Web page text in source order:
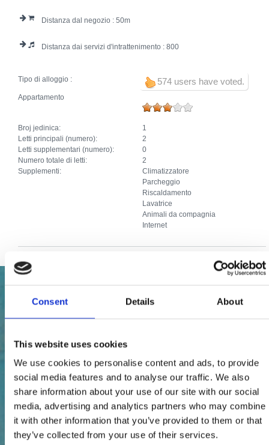
Consent Details About
This website uses cookies
We use cookies to personalise content and ads, to provide
social media features and to analyse our traffic. We also
share information about your use of our site with our social
media, advertising and analytics partners who may combine
it with other information that you’ve provided to them or that
they’ve collected from your use of their services.
Distanza dal negozio : 50
Distanza dai servizi d'intrattenimento : 800
574 users have voted.
Tipo di alloggio :
Appartamento
Broj jedinica:
1
Letti principali (numero):
2
Letti supplementari (numero):
0
Numero totale di letti:
2
Supplementi:
Climatizzatore
Parcheggio
Riscaldamento
Lavatrice
Animali da compagnia
Internet